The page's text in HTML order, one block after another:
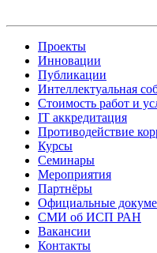
Проекты
Инновации
Публикации
Интеллектуальная
Стоимость работ и
IT аккредитация
Противодействие
Курсы
Семинары
Мероприятия
Партнёры
Официальные
СМИ об ИСП РАН
Вакансии
Контакты